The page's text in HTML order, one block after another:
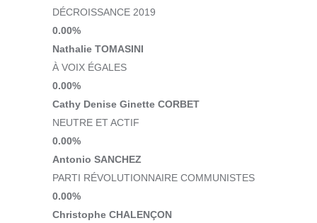
DÉCROISSANCE 2019
0.00%
Nathalie TOMASINI
À VOIX ÉGALES
0.00%
Cathy Denise Ginette CORBET
NEUTRE ET ACTIF
0.00%
Antonio SANCHEZ
PARTI RÉVOLUTIONNAIRE COMMUNISTES
0.00%
Christophe CHALENÇON